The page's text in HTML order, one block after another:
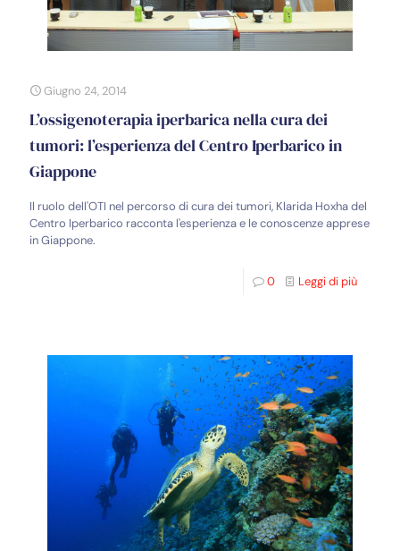
Giugno 24, 2014
L’ossigenoterapia iperbarica nella cura dei
tumori: l’esperienza del Centro Iperbarico in
Giappone
Il ruolo dell'OTI nel percorso di cura dei tumori, Klarida Hoxha del
Centro Iperbarico racconta l'esperienza e le conoscenze apprese
in Giappone.
0 Leggi di più